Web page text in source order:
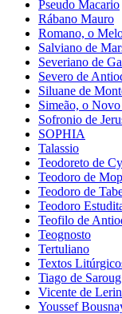
Pseudo Macario
Rábano Mauro
Romano, o
Salviano de
Severiano de
Severo de
Siluane de
Simeão, o
Sofronio de
SOPHIA
Talassio
Teodoreto de
Teodoro de
Teodoro de
Teodoro
Teofilo de
Teognosto
Tertuliano
Textos
Tiago de Saroug
Vicente de
Youssef